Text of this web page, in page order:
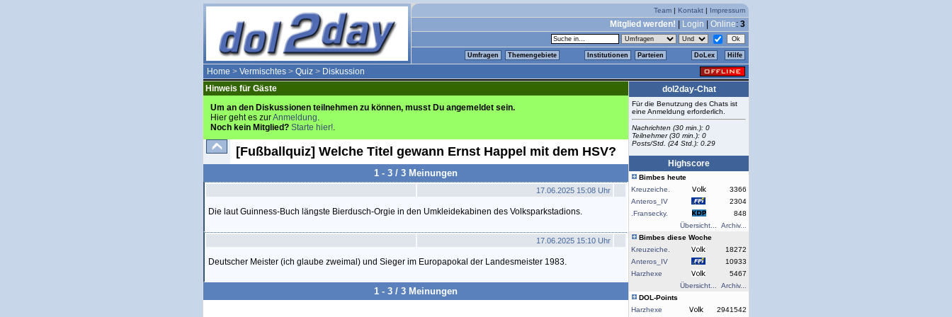
Team | Kontakt | Impressum
Mitglied werden! Login Online: 3
Umfragen Themengebiete Institutionen Parteien DoLex Hilfe
Home > Vermischtes > Quiz > Diskussion
Hinweis für Gäste
Um an den Diskussionen teilnehmen zu können, musst Du angemeldet sein.
Hier geht es zurAnmeldung.
Noch kein Mitglied? Starte hier!.
[Fußballquiz] Welche Titel gewann Ernst Happel mit dem HSV?
1 - 3 / 3 Meinungen
17.06.2025 15:08 Uhr
Die laut Guinness-Buch längste Bierdusch-Orgie in den Umkleidekabinen des Volksparkstadions.
17.06.2025 15:10 Uhr
Deutscher Meister (ich glaube zweimal) und Sieger im Europapokal der Landesmeister 1983.
1 - 3 / 3 Meinungen
dol2day-Chat
Für die Benutzung des Chats ist
eine Anmeldung erforderlich.
Nachrichten (30 min.): 0
Teilnehmer (30 min.): 0
Posts/Std. (24 Std.): 0.29
Highscore
Bimbes heute
Kreuzeiche.
3366
Anteros_IV
2304
.Fransecky.
848
Übersicht...
Archiv...
Bimbes diese Woche
Kreuzeiche.
18272
Anteros_IV
10933
Harzhexe
5467
Übersicht...
Archiv...
DOL-Points
Harzhexe
2941542